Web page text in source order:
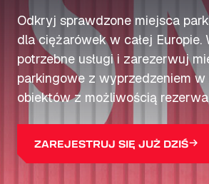
Odkryj sprawdzone miejsca
dla ciężarówek w całej Europie.
potrzebne usługi i zarezerwuj
parkingowe z wyprzedzeniem w
obiektów z możliwością
ZAREJESTRUJ SIĘ JUŻ DZIŚ